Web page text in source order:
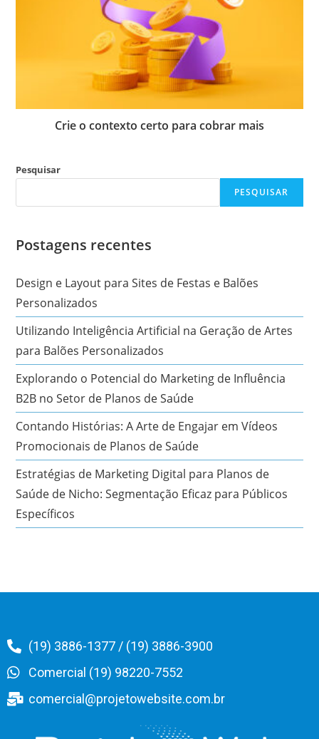
Crie o contexto certo para cobrar mais
Pesquisar
PESQUISAR
Postagens recentes
Design e Layout para Sites de Festas e Balões
Personalizados
Utilizando Inteligência Artificial na Geração de Artes
para Balões Personalizados
Explorando o Potencial do Marketing de Influência
B2B no Setor de Planos de Saúde
Contando Histórias: A Arte de Engajar em Vídeos
Promocionais de Planos de Saúde
Estratégias de Marketing Digital para Planos de
Saúde de Nicho: Segmentação Eficaz para Públicos
Específicos
(19) 3886-1377 / (19) 3886-3900
Comercial (19) 98220-7552
comercial@projetowebsite.com.br